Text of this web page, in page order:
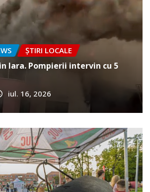
ȘTIRI LOCALE
Iara. Pompierii intervin cu 5
iul. 16, 2026